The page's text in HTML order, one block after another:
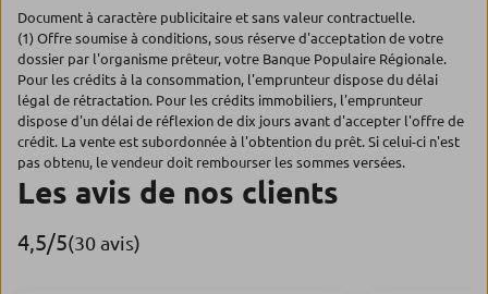
Document à caractère publicitaire et sans valeur contractuelle.
(1) Offre soumise à conditions, sous réserve d'acceptation de votre
dossier par l'organisme prêteur, votre Banque Populaire Régionale.
Pour les crédits à la consommation, l'emprunteur dispose du délai
légal de rétractation. Pour les crédits immobiliers, l'emprunteur
dispose d'un délai de réflexion de dix jours avant d'accepter l'offre de
crédit. La vente est subordonnée à l'obtention du prêt. Si celui-ci n'est
pas obtenu, le vendeur doit rembourser les sommes versées.
Les avis de nos clients
4,5/5 Note de 4.5 sur 5
(30 avis)